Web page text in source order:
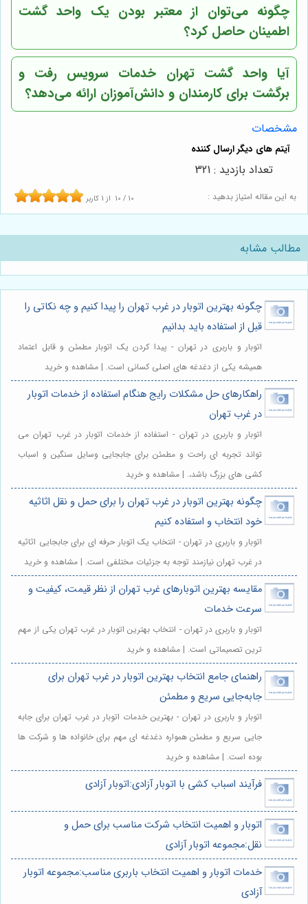
چگونه می‌توان از معتبر بودن یک واحد گشت
اطمینان حاصل کرد؟
آیا واحد گشت تهران خدمات سرویس رفت و
برگشت برای کارمندان و دانش‌آموزان ارائه می‌دهد؟
مشخصات
به این مقاله امتیاز بدهید : 10 / 10 از 1 کاربر
تعداد بازدید : 321
مطالب مشابه
چگونه بهترین اتوبار در غرب تهران را پیدا کنیم و چه نکاتی را
قبل از استفاده باید بدانیم
اتوبار و باربری در تهران - پیدا کردن یک اتوبار مطمئن و قابل اعتماد
همیشه یکی از دغدغه های اصلی کسانی است. | مشاهده و خرید
راهکارهای حل مشکلات رایج هنگام استفاده از خدمات اتوبار
در غرب تهران
اتوبار و باربری در تهران - استفاده از خدمات اتوبار در غرب تهران می
تواند تجربه ای راحت و مطمئن برای جابجایی وسایل سنگین و اسباب
کشی های بزرگ باشد،. | مشاهده و خرید
چگونه بهترین اتوبار در غرب تهران را برای حمل و نقل اثاثیه
خود انتخاب و استفاده کنیم
اتوبار و باربری در تهران - انتخاب یک اتوبار حرفه ای برای جابجایی اثاثیه
در غرب تهران نیازمند توجه به جزئیات مختلفی است. | مشاهده و خرید
مقایسه بهترین اتوبارهای غرب تهران از نظر قیمت، کیفیت و
سرعت خدمات
اتوبار و باربری در تهران - انتخاب بهترین اتوبار در غرب تهران یکی از مهم
ترین تصمیماتی است. | مشاهده و خرید
راهنمای جامع انتخاب بهترین اتوبار در غرب تهران برای
جابه‌جایی سریع و مطمئن
اتوبار و باربری در تهران - بهترین خدمات اتوبار در غرب تهران برای جابه
جایی سریع و مطمئن همواره دغدغه ای مهم برای خانواده ها و شرکت ها
بوده است. | مشاهده و خرید
فرآیند اسباب کشی با اتوبار آزادی:اتوبار آزادی
اتوبار و اهمیت انتخاب شرکت مناسب برای حمل و
نقل:مجموعه اتوبار آزادی
خدمات اتوبار و اهمیت انتخاب باربری مناسب:مجموعه اتوبار
آزادی